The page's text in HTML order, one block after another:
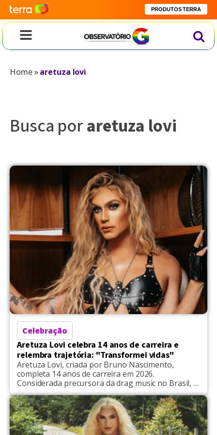
PRODUTOS TERRA
Home»aretuza lovi
Busca poraretuza lovi
Celebração
Aretuza Lovi celebra 14 anos de carreira e
relembra trajetória: "Transformei vidas"
Aretuza Lovi, criada por Bruno Nascimento,
completa 14 anos de carreira em 2026.
Considerada precursora da drag music no Brasil, a
cantora e compositora celebrou a construção de
um espaço para artistas no cenário musical
nacional. Ao refletir sobre o início da carreira, a
artista destaca a intensidade do caminho traçado:
“O tempo voa e […]